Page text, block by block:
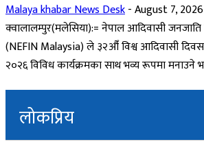
Malaya khabar News Desk-August 7, 2026
क्वालालम्पुर(मलेसिया):= नेपाल आदिवासी
(NEFIN Malaysia) ले ३२औँ विश्व आदिवासी
२०२६ विविध कार्यक्रमका साथ भव्य रूपमा मनाउने
लोकप्रिय